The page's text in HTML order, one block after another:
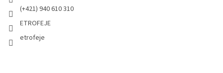
(+421) 940 610 310
ETROFEJE
etrofeje